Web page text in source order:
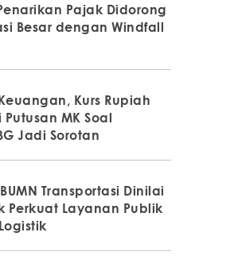
Pajak Didorong
Besar dengan Windfall
Kurs Rupiah
MK Soal
Jadi Sorotan
Transportasi Dinilai
Perkuat Layanan Publik